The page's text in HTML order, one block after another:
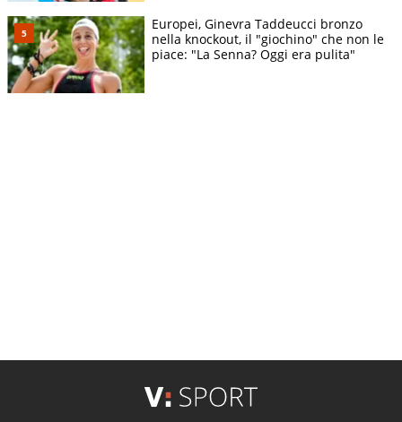
Europei, Ginevra Taddeucci bronzo
nella knockout, il "giochino" che non le
piace: "La Senna? Oggi era pulita"